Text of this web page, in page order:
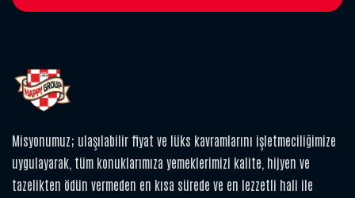
Misyonumuz; ulaşılabilir fiyat ve lüks kavramlarını işletmeciliğimize
uygulayarak, tüm konuklarımıza yemeklerimizi kalite, hijyen ve
tazelikten ödün vermeden en kısa sürede ve en lezzetli hali ile